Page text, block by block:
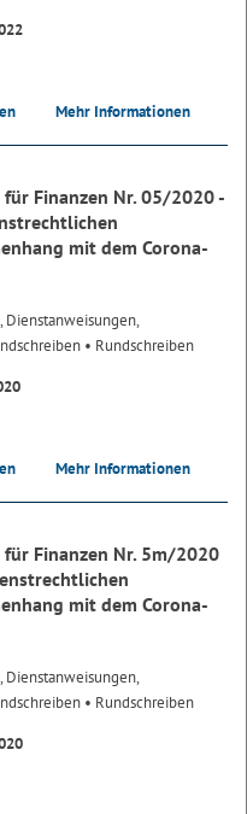
Mehr Informationen
Finanzen Nr. 05/2020 -
mit dem Corona-
Dienstanweisungen,
• Rundschreiben
Mehr Informationen
Finanzen Nr. 5m/2020
mit dem Corona-
Dienstanweisungen,
• Rundschreiben